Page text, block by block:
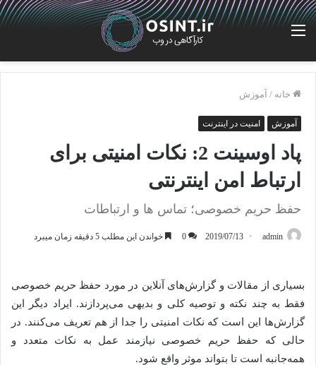
منو
خانه / آموزش
آموزش امنیت در اینترنت
پاد اوسینت 2: نکات امنیتی برای
ارتباط امن اینترنتی
حفظ حریم خصوصی؛ تماس‌ ها و ارتباطات
admin
2019/07/13
0 خواندن این مطلب 5 دقیقه زمان میبرد
بسیاری از مقالات و گزارش‌های آنلاین در مورد حفظ حریم خصوصی
فقط به چند نکته‌ و توصیه کلی و بدیهی می‌پردازند. ایراد دیگر این
گزارش‌ها این است که نکات امنیتی را جدا از هم تعریف می‌کنند. در
حالی که حفظ حریم خصوصی نیازمند عمل به نکات متعدد و
همه‌جانبه است تا بتواند موثر واقع شود.